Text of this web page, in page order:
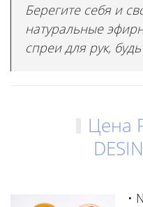
Берегите себя и
натуральные
спреи для рук,
Цена
•